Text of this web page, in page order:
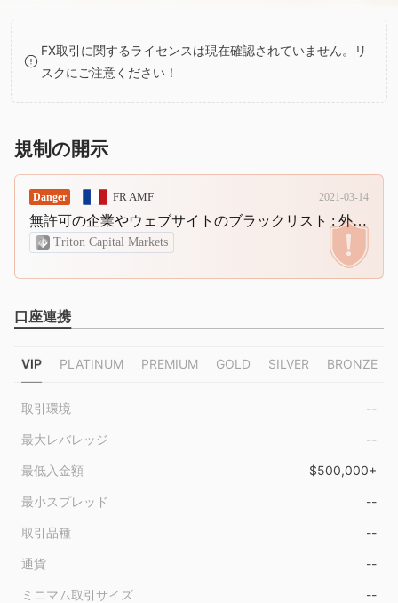
5
6
8
9
6
7
9
FX取引に関するライセンスは現在確認されていません。リ
スクにご注意ください！
規制の開示
Danger FR AMF 2021-03-14
無許可の企業やウェブサイトのブラックリスト : 外国為替.
Triton Capital Markets
口座連携
VIP PLATINUM PREMIUM GOLD SILVER BRONZE
取引環境 --
最大レバレッジ --
最低入金額 $500,000+
最小スプレッド --
取引品種 --
通貨 --
ミニマム取引サイズ --